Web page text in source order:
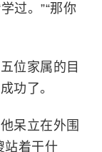
过。”“那你
位家属的目
功了。
呆立在外围
站着干什